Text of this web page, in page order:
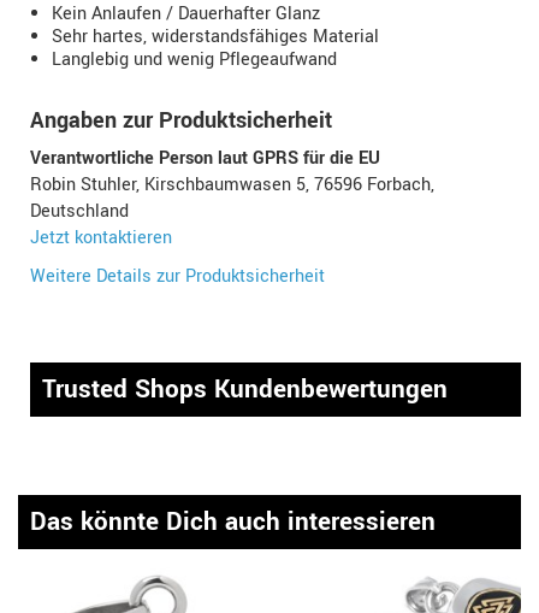
Kein Anlaufen / Dauerhafter Glanz
Sehr hartes, widerstandsfähiges Material
Langlebig und wenig Pflegeaufwand
Angaben zur Produktsicherheit
Verantwortliche Person laut GPRS für die EU
Robin Stuhler, Kirschbaumwasen 5, 76596 Forbach,
Deutschland
Jetzt kontaktieren
Weitere Details zur Produktsicherheit
Trusted Shops Kundenbewertungen
Das könnte Dich auch interessieren